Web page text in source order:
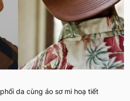
da cùng áo sơ mi hoạ tiết